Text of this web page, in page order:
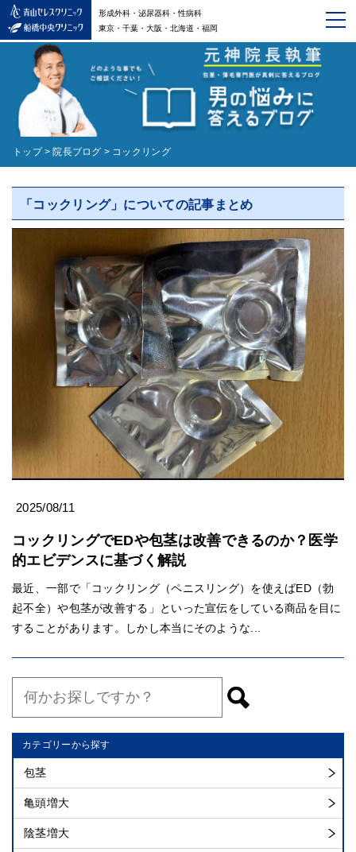
形成外科・泌尿器科・性病科
東京・千葉・大阪・北海道・福岡
トップ > 院長ブログ > コックリング
「コックリング」についての記事まとめ
2025/08/11
コックリングでEDや包茎は改善できるのか？医学
的エビデンスに基づく解説
最近、一部で「コックリング（ペニスリング）を使えばED（勃
起不全）や包茎が改善する」といった宣伝をしている商品を目に
することがあります。しかし本当にそのような...
カテゴリーから探す
包茎
亀頭増大
陰茎増大